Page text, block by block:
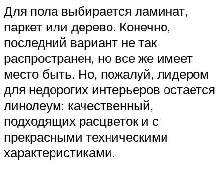
Для пола выбирается ламинат,
паркет или дерево. Конечно,
последний вариант не так
распространен, но все же имеет
место быть. Но, пожалуй, лидером
для недорогих интерьеров остается
линолеум: качественный,
подходящих расцветок и с
прекрасными техническими
характеристиками.